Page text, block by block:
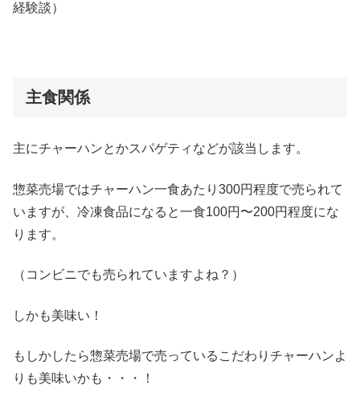
経験談）
主食関係
主にチャーハンとかスパゲティなどが該当します。
惣菜売場ではチャーハン一食あたり300円程度で売られて
いますが、冷凍食品になると一食100円〜200円程度にな
ります。
（コンビニでも売られていますよね？）
しかも美味い！
もしかしたら惣菜売場で売っているこだわりチャーハンよ
りも美味いかも・・・！